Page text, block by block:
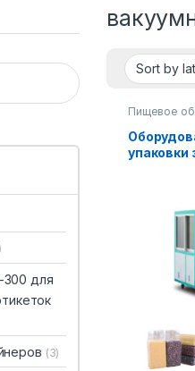
Пищевое
упаковки
300 для
(3)